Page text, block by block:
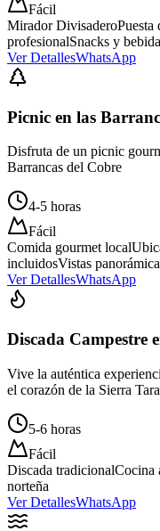
Fácil
Mirador DivisaderoPuesta
profesionalSnacks y
Ver DetallesWhatsApp
Picnic en las
Disfruta de un picnic
Barrancas del Cobre
4-5 horas
Fácil
Comida gourmet local
incluidosVistas
Ver DetallesWhatsApp
Discada Campestre
Vive la auténtica
el corazón de la Sierra
5-6 horas
Fácil
Discada tradicionalCocina
norteña
Ver DetallesWhatsApp